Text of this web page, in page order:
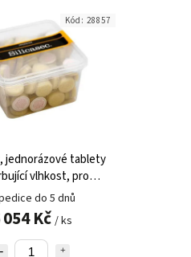
jednorázové tablety
vlhkost, pro
100 ks
do 5 dnů
054 Kč / ks
Kód: 28857